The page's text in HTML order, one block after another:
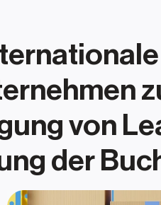
von
der